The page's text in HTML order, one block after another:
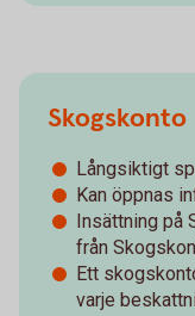
Skogskonto
Långsiktigt
Kan öppnas
Insättning på
från
Ett
varje